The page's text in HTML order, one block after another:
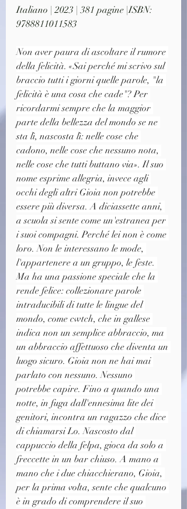
Italiano | 2023 | 381 pagine |ISBN:
9788811011583
Non aver paura di ascoltare il rumore
della felicità. «Sai perché mi scrivo sul
braccio tutti i giorni quelle parole, "la
felicità è una cosa che cade"? Per
ricordarmi sempre che la maggior
parte della bellezza del mondo se ne
sta lì, nascosta lì: nelle cose che
cadono, nelle cose che nessuno nota,
nelle cose che tutti buttano via». Il suo
nome esprime allegria, invece agli
occhi degli altri Gioia non potrebbe
essere più diversa. A diciassette anni,
a scuola si sente come un'estranea per
i suoi compagni. Perché lei non è come
loro. Non le interessano le mode,
l'appartenere a un gruppo, le feste.
Ma ha una passione speciale che la
rende felice: collezionare parole
intraducibili di tutte le lingue del
mondo, come cwtch, che in gallese
indica non un semplice abbraccio, ma
un abbraccio affettuoso che diventa un
luogo sicuro. Gioia non ne hai mai
parlato con nessuno. Nessuno
potrebbe capire. Fino a quando una
notte, in fuga dall'ennesima lite dei
genitori, incontra un ragazzo che dice
di chiamarsi Lo. Nascosto dal
cappuccio della felpa, gioca da solo a
freccette in un bar chiuso. A mano a
mano che i due chiacchierano, Gioia,
per la prima volta, sente che qualcuno
è in grado di comprendere il suo